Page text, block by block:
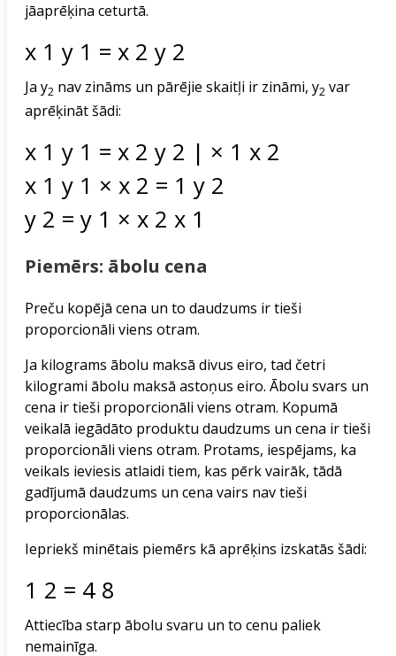
jāaprēķina ceturtā.
x 1 y 1 = x 2 y 2
Ja y2 nav zināms un pārējie skaitļi ir zināmi, y2 var
aprēķināt šādi:
x 1 y 1 = x 2 y 2 | × 1 x 2
x 1 y 1 × x 2 = 1 y 2
y 2 = y 1 × x 2 x 1
Piemērs: ābolu cena
Preču kopējā cena un to daudzums ir tieši
proporcionāli viens otram.
Ja kilograms ābolu maksā divus eiro, tad četri
kilogrami ābolu maksā astoņus eiro. Ābolu svars un
cena ir tieši proporcionāli viens otram. Kopumā
veikalā iegādāto produktu daudzums un cena ir tieši
proporcionāli viens otram. Protams, iespējams, ka
veikals ieviesis atlaidi tiem, kas pērk vairāk, tādā
gadījumā daudzums un cena vairs nav tieši
proporcionālas.
Iepriekš minētais piemērs kā aprēķins izskatās šādi:
1 2 = 4 8
Attiecība starp ābolu svaru un to cenu paliek
nemainīga.